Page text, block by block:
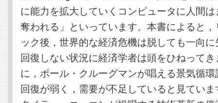
に能力を拡大していくコンピュータに人間
奪われる」といっています。本書によると
ック後，世界的な経済危機は脱しても一向
回復しない状況に経済学者は頭をひねって
に，ポール・クルーグマンが唱える景気循
回復が弱く，需要が不足していると見てい